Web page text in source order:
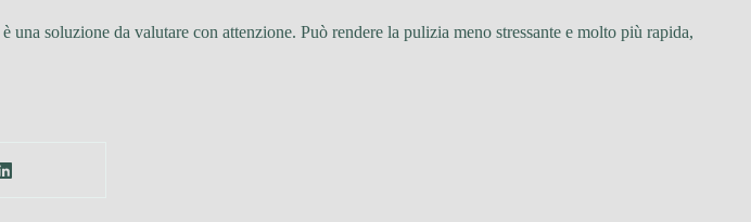
è una soluzione da valutare con attenzione. Può rendere la pulizia meno stressante e molto più rapida,